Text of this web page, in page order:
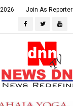
Join As Reporter